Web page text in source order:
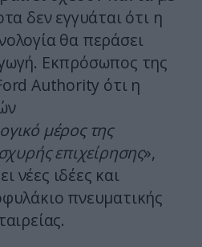
δεν εγγυάται ότι η
θα περάσει
Εκπρόσωπος της
Authority ότι η
μέρος της
επιχείρησης»,
νέες ιδέες και
πνευματικής